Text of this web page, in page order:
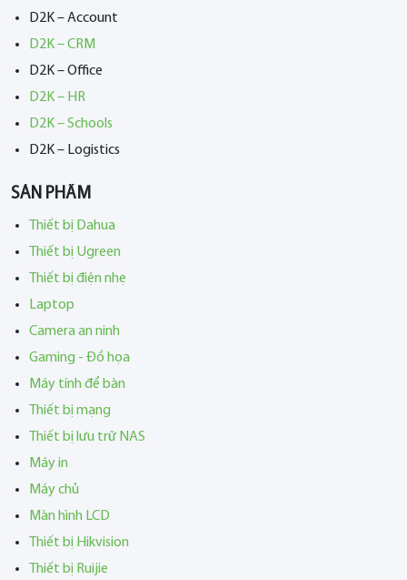
D2K – Account
D2K – CRM
D2K – Office
D2K – HR
D2K – Schools
D2K – Logistics
SẢN PHẨM
Thiết bị Dahua
Thiết bị Ugreen
Thiết bị điện nhẹ
Laptop
Camera an ninh
Gaming - Đồ họa
Máy tính để bàn
Thiết bị mạng
Thiết bị lưu trữ NAS
Máy in
Máy chủ
Màn hình LCD
Thiết bị Hikvision
Thiết bị Ruijie